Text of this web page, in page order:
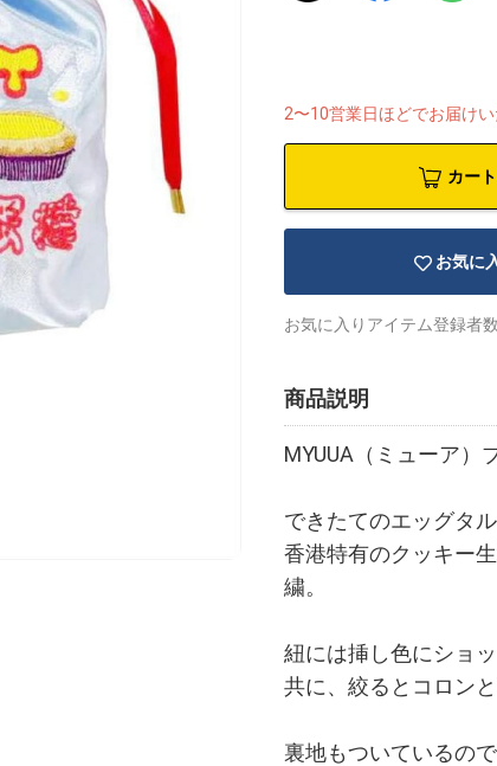
2〜10営業日ほどでお届けい
カー
お気に
お気に入りアイテム登録者数
商品説明
MYUUA（ミューア）
できたてのエッグタ
香港特有のクッキー
繍。
紐には挿し色にショ
共に、絞るとコロン
裏地もついているの